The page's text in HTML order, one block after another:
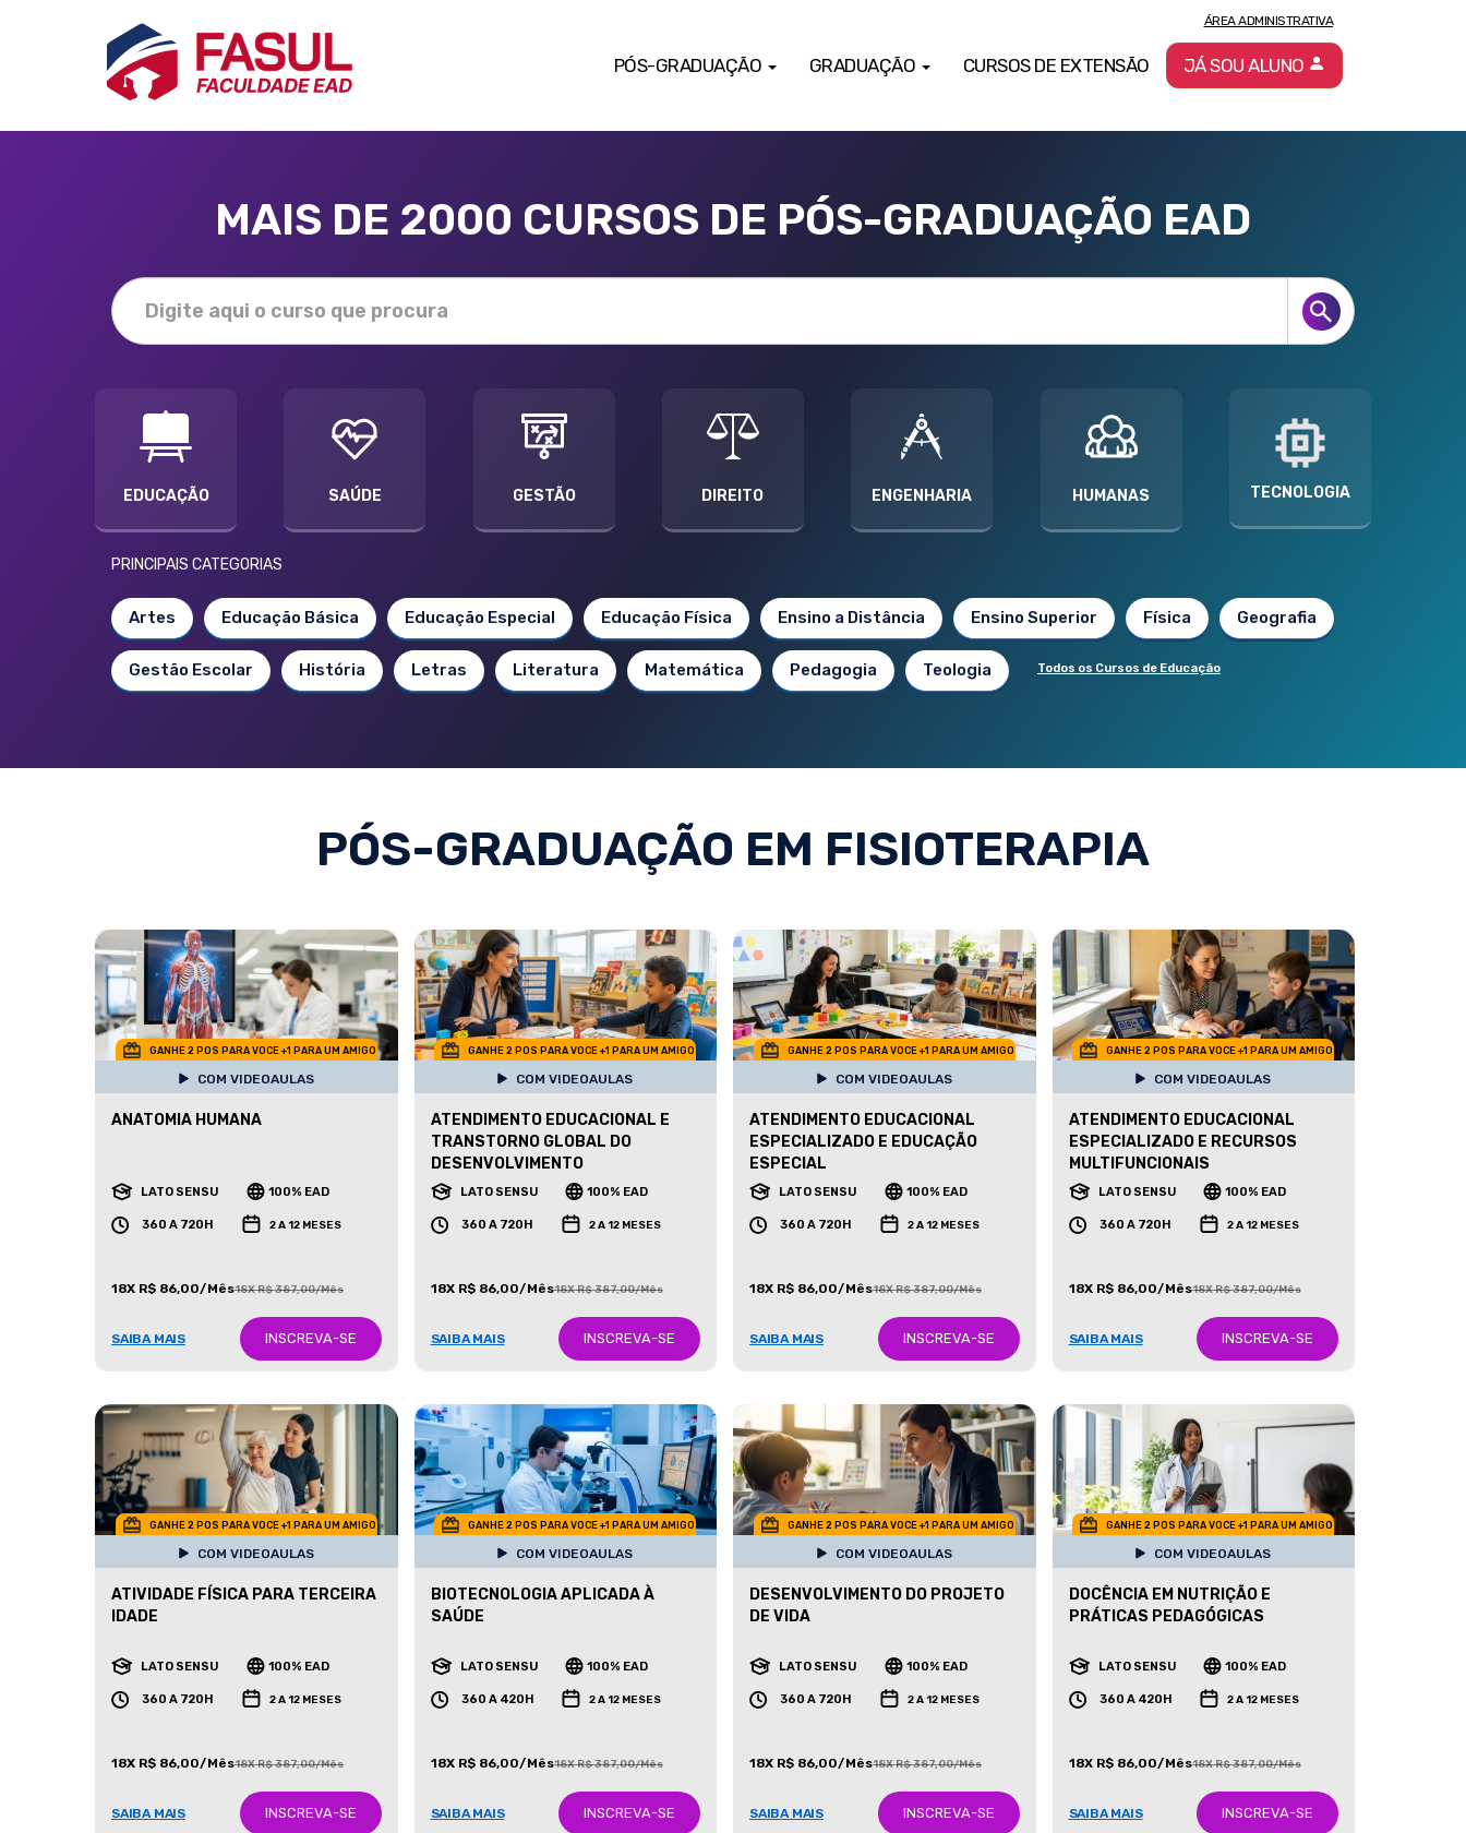
PÓS-GRADUAÇÃO GRADUAÇÃO CURSOS DE EXTENSÃO
ÁREA ADMINISTRATIVA
JÁ SOU ALUNO
MAIS DE 2000 CURSOS DE PÓS-GRADUAÇÃO EAD
EDUCAÇÃO SAÚDE GESTÃO DIREITO ENGENHARIA HUMANAS TECNOLOGIA
PRINCIPAIS CATEGORIAS
Artes Educação Básica Educação Especial Educação Física Ensino a Distância Ensino Superior Física Geografia
Gestão Escolar História Letras Literatura Matemática Pedagogia Teologia Todos os Cursos de Educação
PÓS-GRADUAÇÃO EM FISIOTERAPIA
GANHE 2 POS PARA VOCE +1 PARA UM AMIGO
COM VIDEOAULAS
ANATOMIA HUMANA
LATO SENSU 100% EAD
360 A 720H 2 A 12 MESES
18X R$ 86,00/Mês18X R$ 387,00/Mês
SAIBA MAIS INSCREVA-SE
GANHE 2 POS PARA VOCE +1 PARA UM AMIGO
COM VIDEOAULAS
ATENDIMENTO EDUCACIONAL E
TRANSTORNO GLOBAL DO
DESENVOLVIMENTO
LATO SENSU 100% EAD
360 A 720H 2 A 12 MESES
18X R$ 86,00/Mês18X R$ 387,00/Mês
SAIBA MAIS INSCREVA-SE
GANHE 2 POS PARA VOCE +1 PARA UM AMIGO
COM VIDEOAULAS
ATENDIMENTO EDUCACIONAL
ESPECIALIZADO E EDUCAÇÃO
ESPECIAL
LATO SENSU 100% EAD
360 A 720H 2 A 12 MESES
18X R$ 86,00/Mês18X R$ 387,00/Mês
SAIBA MAIS INSCREVA-SE
GANHE 2 POS PARA VOCE +1 PARA UM AMIGO
COM VIDEOAULAS
ATENDIMENTO EDUCACIONAL
ESPECIALIZADO E RECURSOS
MULTIFUNCIONAIS
LATO SENSU 100% EAD
360 A 720H 2 A 12 MESES
18X R$ 86,00/Mês18X R$ 387,00/Mês
SAIBA MAIS INSCREVA-SE
GANHE 2 POS PARA VOCE +1 PARA UM AMIGO
COM VIDEOAULAS
ATIVIDADE FÍSICA PARA TERCEIRA
IDADE
LATO SENSU 100% EAD
360 A 720H 2 A 12 MESES
18X R$ 86,00/Mês18X R$ 387,00/Mês
SAIBA MAIS INSCREVA-SE
GANHE 2 POS PARA VOCE +1 PARA UM AMIGO
COM VIDEOAULAS
BIOTECNOLOGIA APLICADA À
SAÚDE
LATO SENSU 100% EAD
360 A 420H 2 A 12 MESES
18X R$ 86,00/Mês18X R$ 387,00/Mês
SAIBA MAIS INSCREVA-SE
GANHE 2 POS PARA VOCE +1 PARA UM AMIGO
COM VIDEOAULAS
DESENVOLVIMENTO DO PROJETO
DE VIDA
LATO SENSU 100% EAD
360 A 720H 2 A 12 MESES
18X R$ 86,00/Mês18X R$ 387,00/Mês
SAIBA MAIS INSCREVA-SE
GANHE 2 POS PARA VOCE +1 PARA UM AMIGO
COM VIDEOAULAS
DOCÊNCIA EM NUTRIÇÃO E
PRÁTICAS PEDAGÓGICAS
LATO SENSU 100% EAD
360 A 420H 2 A 12 MESES
18X R$ 86,00/Mês18X R$ 387,00/Mês
SAIBA MAIS INSCREVA-SE